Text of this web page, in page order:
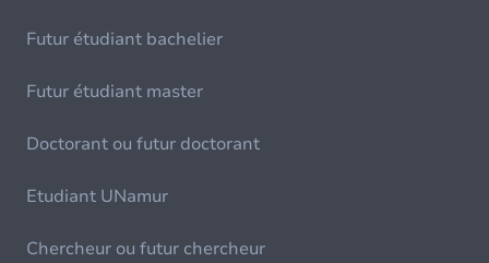
Futur étudiant bachelier
Futur étudiant master
Doctorant ou futur doctorant
Etudiant UNamur
Chercheur ou futur chercheur